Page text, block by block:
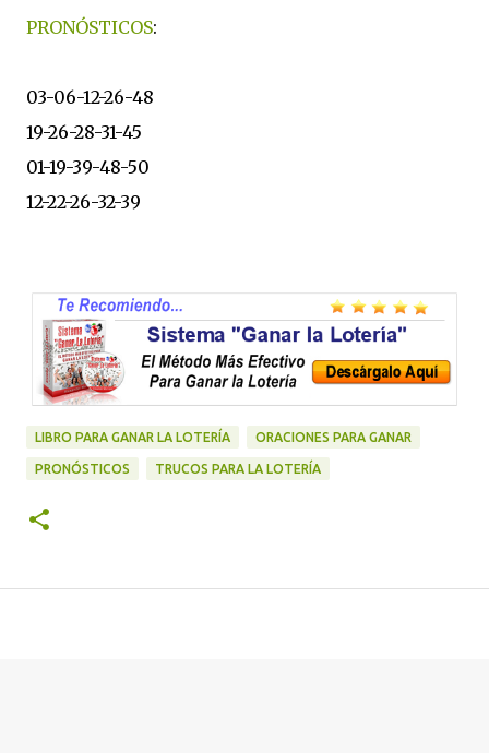
PRONÓSTICOS:
03-06-12-26-48
19-26-28-31-45
01-19-39-48-50
12-22-26-32-39
LIBRO PARA GANAR LA LOTERÍA ORACIONES PARA GANAR
PRONÓSTICOS TRUCOS PARA LA LOTERÍA